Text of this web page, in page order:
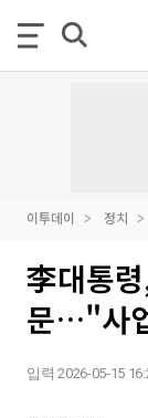
이투데이 정치
李대통
문…"사
입력 2026-05-15